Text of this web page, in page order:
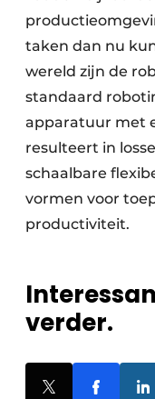
taken dan nu
wereld zijn de
standaard
apparatuur met
resulteert in
schaalbare
vormen voor
productiviteit.
verder.